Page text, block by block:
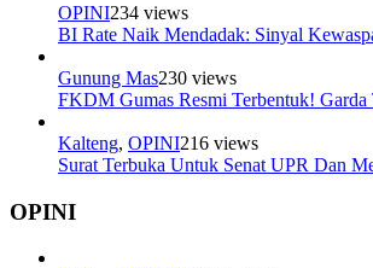
OPINI234 views
BI Rate Naik Mendadak: Sinyal
Gunung Mas230 views
FKDM Gumas Resmi Terbentuk!
Kalteng, OPINI216 views
Surat Terbuka Untuk Senat UPR Dan
OPINI